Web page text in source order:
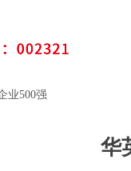
业500强
华